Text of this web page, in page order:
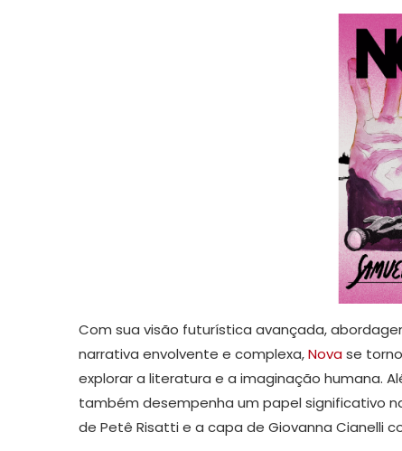
Com sua visão futurística avançada,
narrativa envolvente e complexa,Novase
explorar a literatura e a imaginação humana.
também desempenha um papel significativo
de Petê Risatti e a capa de Giovanna Cianelli